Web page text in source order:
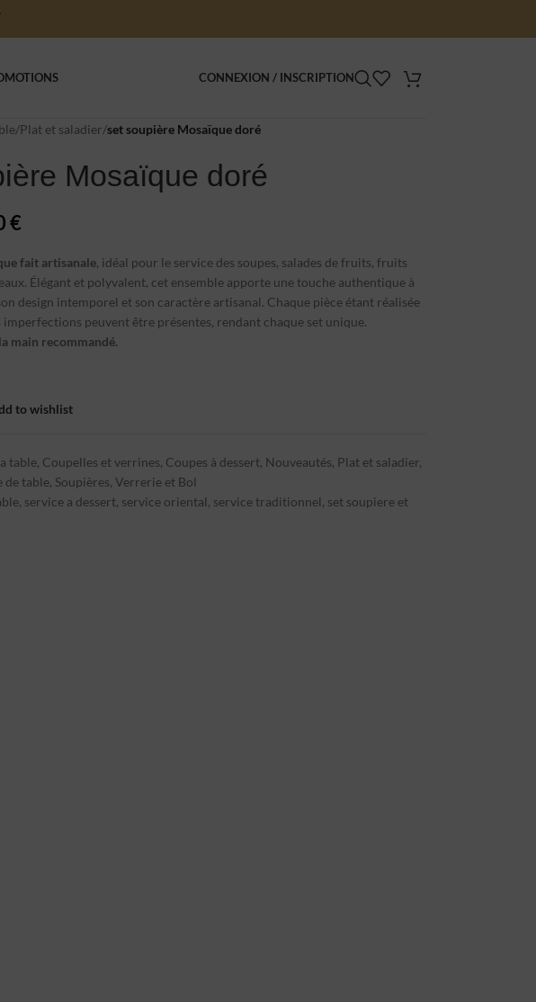
CONNEXION / INSCRIPTION
/Plat et saladier/set soupière Mosaïque doré
Mosaïque doré
€
fait artisanale, idéal pour le service des soupes, salades de fruits, fruits
Élégant et polyvalent, cet ensemble apporte une touche authentique à
design intemporel et son caractère artisanal. Chaque pièce étant réalisée
imperfections peuvent être présentes, rendant chaque set unique.
main recommandé.
to wishlist
table, Coupelles et verrines, Coupes à dessert, Nouveautés, Plat et saladier,
de table, Soupières, Verrerie et Bol
, service a dessert, service oriental, service traditionnel, set soupiere et